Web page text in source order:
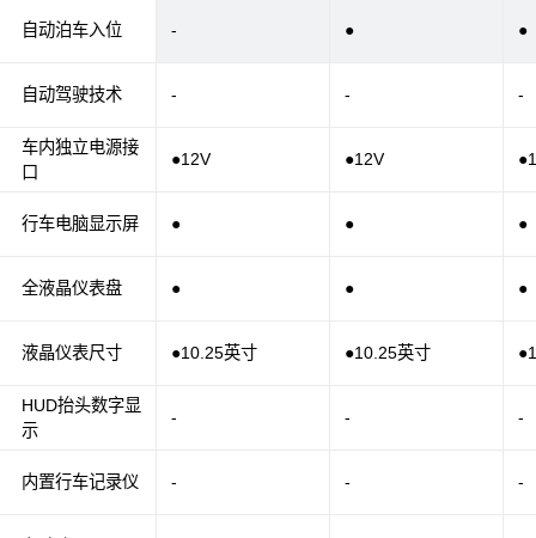
自动泊车入位
自动驾驶技术
车内独立电源接
口
行车电脑显示屏
全液晶仪表盘
液晶仪表尺寸
HUD抬头数字显
示
内置行车记录仪
- ● ●
- - -
●12V ●12V
● ● ●
● ● ●
●10.25英寸 ●10.25英寸
- - -
- - -